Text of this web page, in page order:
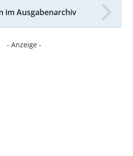
im Ausgabenarchiv
- Anzeige -